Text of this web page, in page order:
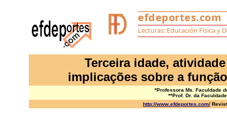
Terceira idade,
implicações sobre a
*Professora Ms. Faculdade
**Prof. Dr. da
http://www.efdeportes.com/